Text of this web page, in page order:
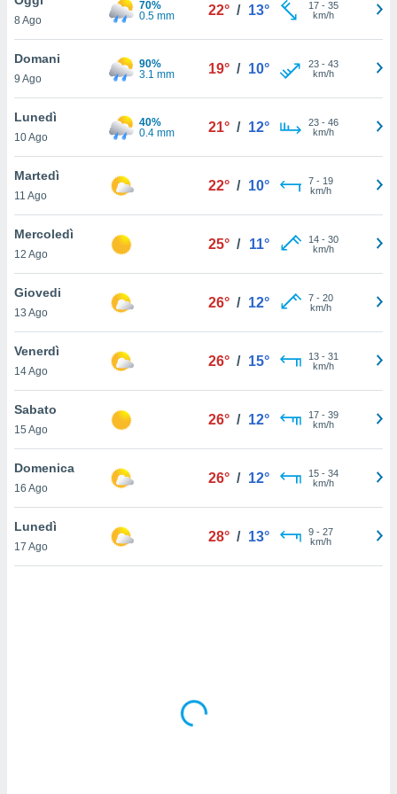
è
al sito
di
ci
di
il
un
la
nella
cookie
in
8 Ago
70%
0.5 mm
22° / 13° 17- 35
km/h
Domani
9 Ago
90%
3.1 mm
19° / 10° 23- 43
km/h
Lunedì
10 Ago
40%
0.4 mm
21° / 12° 23- 46
km/h
Martedì
11 Ago
22° / 10° 7- 19
km/h
Mercoledì
12 Ago
25° / 11° 14- 30
km/h
Giovedi
13 Ago
26° / 12° 7- 20
km/h
Venerdì
14 Ago
26° / 15° 13- 31
km/h
Sabato
15 Ago
26° / 12° 17- 39
km/h
Domenica
16 Ago
26° / 12° 15- 34
km/h
Lunedì
17 Ago
28° / 13° 9- 27
km/h